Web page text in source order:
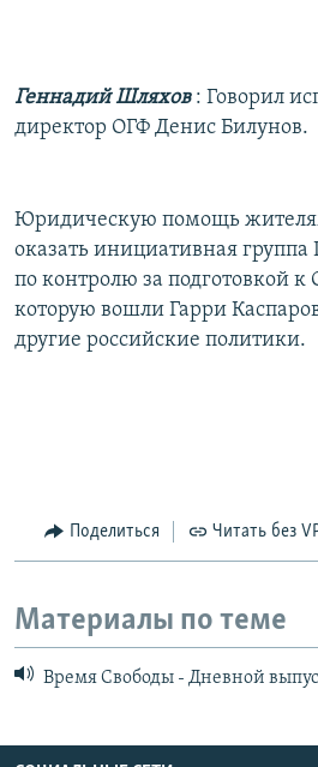
Геннадий Шляхов : Говорил
директор ОГФ Денис Билунов.
Юридическую помощь
оказать инициативная группа
по контролю за подготовкой
которую вошли Гарри
другие российские политики.
Поделиться Читать без
Материалы по теме
Время Свободы - Дневной